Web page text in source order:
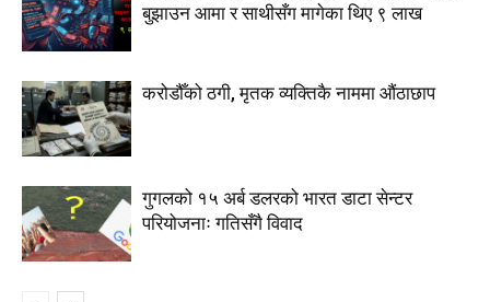
बुझाउन आमा र साथीसँग मागेका थिए ९ लाख
करोडौँको ठगी, मृतक व्यक्तिकै नाममा औंठाछाप
गुगलको १५ अर्ब डलरको भारत डाटा सेन्टर
परियोजनाः गतिसँगै विवाद